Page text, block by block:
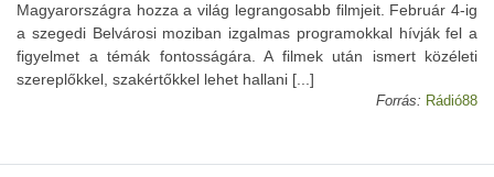
Magyarországra hozza a világ legrangosabb filmjeit. Február 4-ig
a szegedi Belvárosi moziban izgalmas programokkal hívják fel a
figyelmet a témák fontosságára. A filmek után ismert közéleti
szereplőkkel, szakértőkkel lehet hallani [...]
Forrás: Rádió88